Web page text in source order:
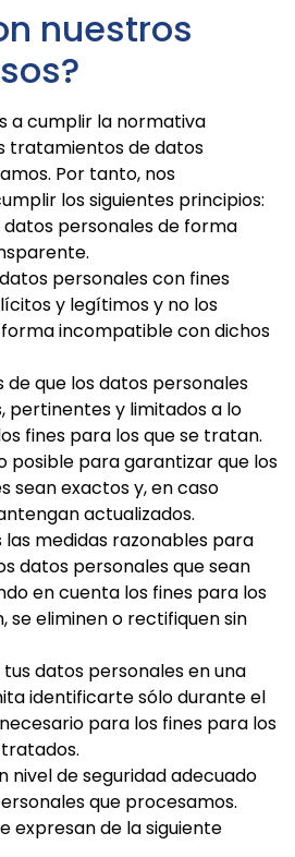
nuestros
a cumplir la normativa
tratamientos de datos
Por tanto, nos
los siguientes principios:
personales de forma
personales con fines
y legítimos y no los
incompatible con dichos
de que los datos personales
pertinentes y limitados a lo
fines para los que se tratan.
posible para garantizar que los
sean exactos y, en caso
actualizados.
medidas razonables para
datos personales que sean
en cuenta los fines para los
se eliminen o rectifiquen sin
datos personales en una
identificarte sólo durante el
para los fines para los
nivel de seguridad adecuado
que procesamos.
expresan de la siguiente